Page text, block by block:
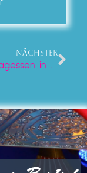
NÄCHSTER
Top 1 Mittagessen in Berlin: Genussvolle Auszeit in Berlin